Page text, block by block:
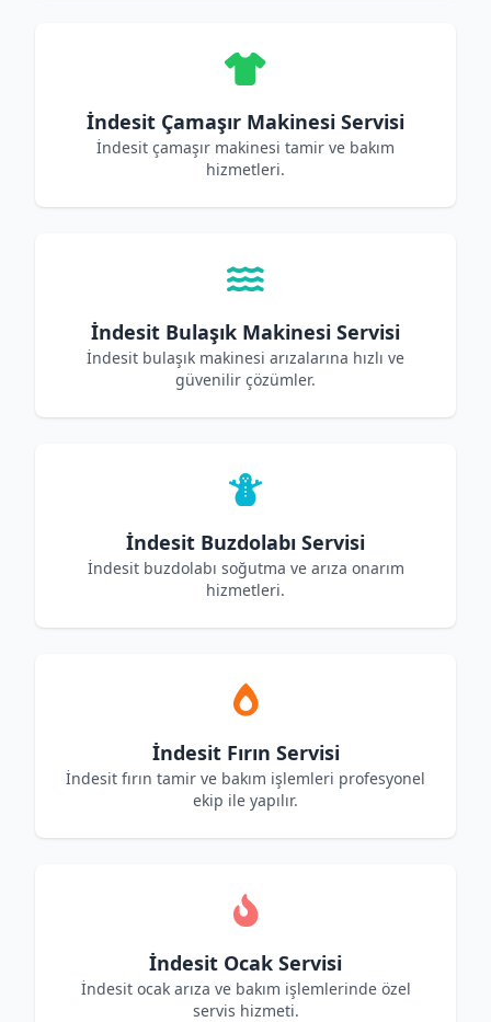
İndesit Çamaşır Makinesi Servisi
İndesit çamaşır makinesi tamir ve bakım
hizmetleri.
İndesit Bulaşık Makinesi Servisi
İndesit bulaşık makinesi arızalarına hızlı ve
güvenilir çözümler.
İndesit Buzdolabı Servisi
İndesit buzdolabı soğutma ve arıza onarım
hizmetleri.
İndesit Fırın Servisi
İndesit fırın tamir ve bakım işlemleri profesyonel
ekip ile yapılır.
İndesit Ocak Servisi
İndesit ocak arıza ve bakım işlemlerinde özel
servis hizmeti.